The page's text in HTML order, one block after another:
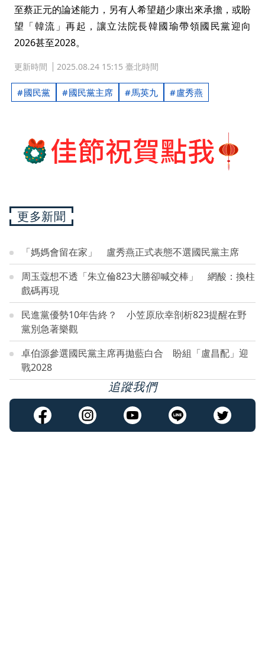
至蔡正元的論述能力，另有人希望趙少康出來承擔，或盼
望「韓流」再起，讓立法院長韓國瑜帶領國民黨迎向
2026甚至2028。
更新時間 2025.08.24 15:15 臺北時間
國民黨 國民黨主席 馬英九 盧秀燕
更多新聞
「媽媽會留在家」 盧秀燕正式表態不選國民黨主席
周玉蔻想不透「朱立倫823大勝卻喊交棒」 網酸：換柱
戲碼再現
民進黨優勢10年告終？ 小笠原欣幸剖析823提醒在野
黨別急著樂觀
卓伯源參選國民黨主席再拋藍白合 盼組「盧昌配」迎
戰2028
追蹤我們